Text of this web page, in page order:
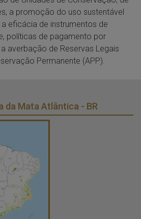
a promoção do uso sustentável
eficácia de instrumentos de
políticas de pagamento por
averbação de Reservas Legais
Permanente (APP).
da Mata Atlântica - BR